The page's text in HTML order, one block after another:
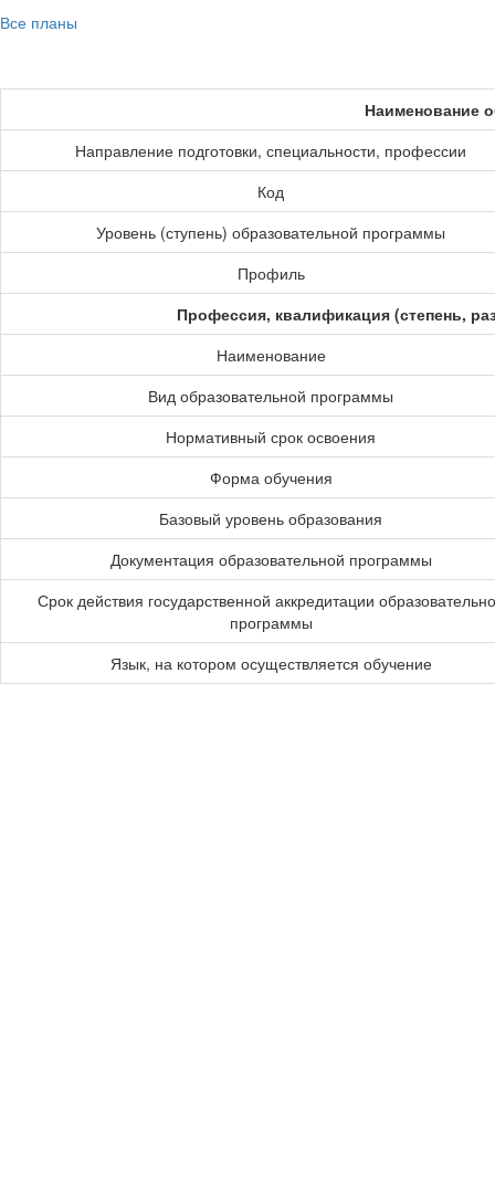
Все планы
Наименование
Направление подготовки, специальности, профессии
Код
Уровень (ступень) образовательной программы
Профиль
Профессия, квалификация (степень,
Наименование
Вид образовательной программы
Нормативный срок освоения
Форма обучения
Базовый уровень образования
Документация образовательной программы
Срок действия государственной аккредитации
программы
Язык, на котором осуществляется обучение